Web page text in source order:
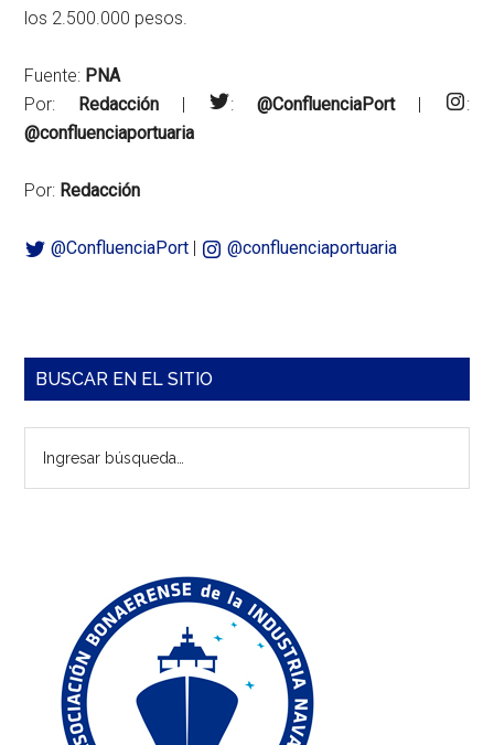
los 2.500.000 pesos.
Fuente: PNA
Por: Redacción | : @ConfluenciaPort|
:
@confluenciaportuaria
Por: Redacción
@ConfluenciaPort | @confluenciaportuaria
Barra
principal
BUSCAR EN EL SITIO
búsqueda…